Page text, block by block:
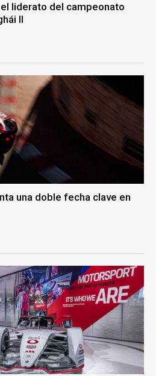
liderato del campeonato
II
una doble fecha clave en